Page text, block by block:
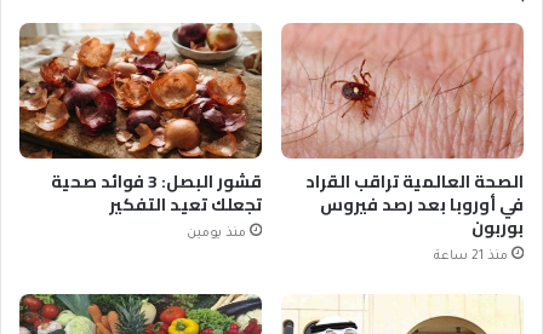
الصحة العالمية تراقب القراد
في أوروبا بعد رصد فيروس
بوربون
منذ 21 ساعة
قشور البصل: 3 فوائد صحية
تجعلك تعيد التفكير
منذ يومين